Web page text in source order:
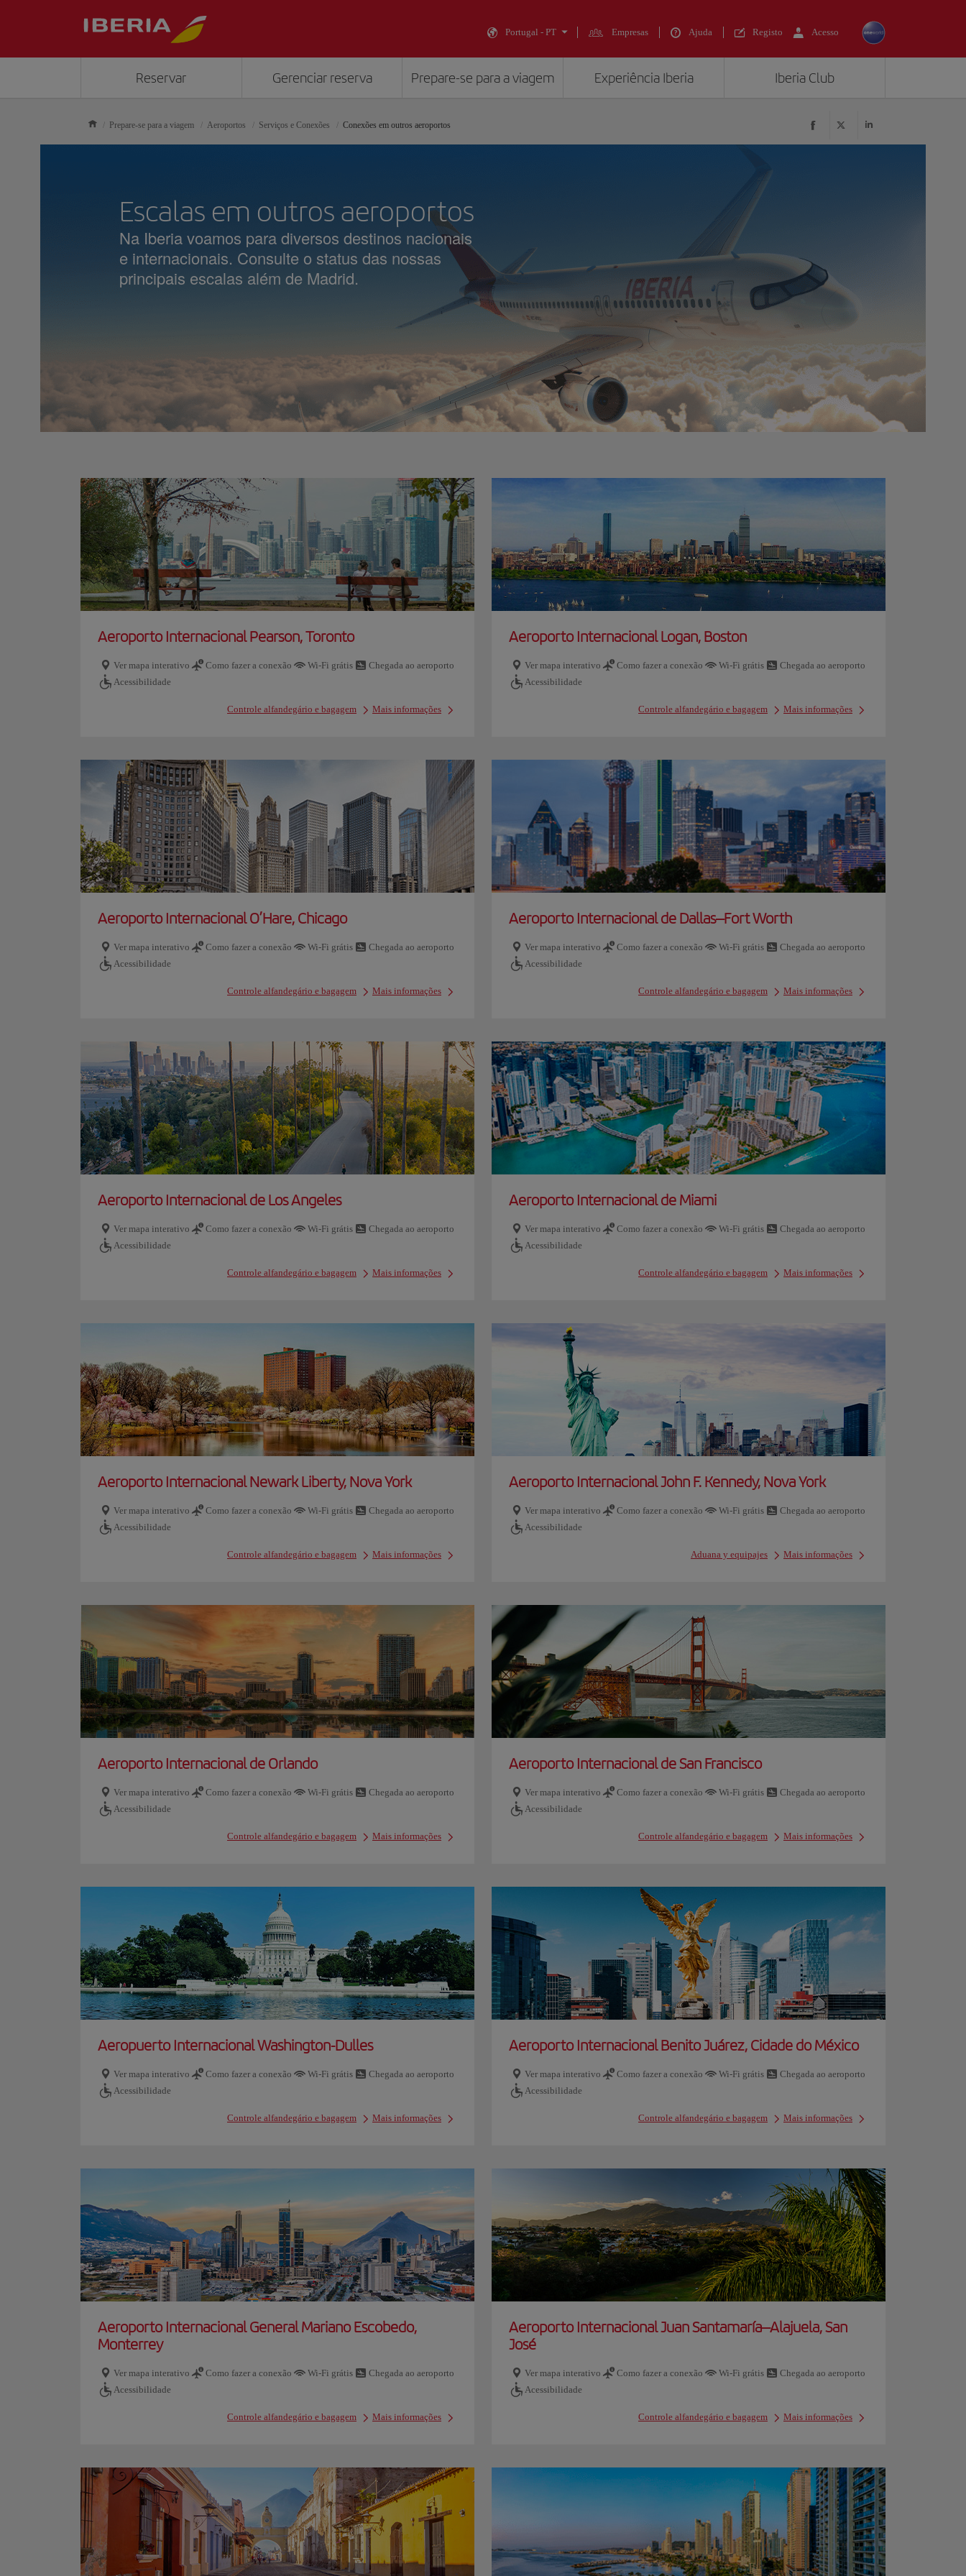
Portugal - PT Empresas Ajuda Registo Acesso
Reservar Gerenciar reserva Prepare-se para a viagem Experiência Iberia Iberia Club
Prepare-se para a viagem Aeroportos Serviços e Conexões Conexões em outros aeroportos
Escalas em outros aeroportos
Na Iberia voamos para diversos destinos nacionais
e internacionais. Consulte o status das nossas
principais escalas além de Madrid.
Aeroporto Internacional Pearson, Toronto
Ver mapa interativo Como fazer a conexão Wi-Fi grátis
Chegada ao aeroporto
Acessibilidade
Controle alfandegário e bagagem Mais informações
Aeroporto Internacional Logan, Boston
Ver mapa interativo Como fazer a conexão Wi-Fi grátis
Chegada ao aeroporto
Acessibilidade
Controle alfandegário e bagagem Mais informações
Aeroporto Internacional O’Hare, Chicago
Ver mapa interativo Como fazer a conexão Wi-Fi grátis
Chegada ao aeroporto
Acessibilidade
Controle alfandegário e bagagem Mais informações
Aeroporto Internacional de Dallas–Fort Worth
Ver mapa interativo Como fazer a conexão Wi-Fi grátis
Chegada ao aeroporto
Acessibilidade
Controle alfandegário e bagagem Mais informações
Aeroporto Internacional de Los Angeles
Ver mapa interativo Como fazer a conexão Wi-Fi grátis
Chegada ao aeroporto
Acessibilidade
Controle alfandegário e bagagem Mais informações
Aeroporto Internacional de Miami
Ver mapa interativo Como fazer a conexão Wi-Fi grátis
Chegada ao aeroporto
Acessibilidade
Controle alfandegário e bagagem Mais informações
Aeroporto Internacional Newark Liberty, Nova York
Ver mapa interativo Como fazer a conexão Wi-Fi grátis
Chegada ao aeroporto
Acessibilidade
Controle alfandegário e bagagem Mais informações
Aeroporto Internacional John F. Kennedy, Nova York
Ver mapa interativo Como fazer a conexão Wi-Fi grátis
Chegada ao aeroporto
Acessibilidade
Aduana y equipajes Mais informações
Aeroporto Internacional de Orlando
Ver mapa interativo Como fazer a conexão Wi-Fi grátis
Chegada ao aeroporto
Acessibilidade
Controle alfandegário e bagagem Mais informações
Aeroporto Internacional de San Francisco
Ver mapa interativo Como fazer a conexão Wi-Fi grátis
Chegada ao aeroporto
Acessibilidade
Controle alfandegário e bagagem Mais informações
Aeropuerto Internacional Washington-Dulles
Ver mapa interativo Como fazer a conexão Wi-Fi grátis
Chegada ao aeroporto
Acessibilidade
Controle alfandegário e bagagem Mais informações
Aeroporto Internacional Benito Juárez, Cidade do México
Ver mapa interativo Como fazer a conexão Wi-Fi grátis
Chegada ao aeroporto
Acessibilidade
Controle alfandegário e bagagem Mais informações
Aeroporto Internacional General Mariano Escobedo,
Monterrey
Ver mapa interativo Como fazer a conexão Wi-Fi grátis
Chegada ao aeroporto
Acessibilidade
Controle alfandegário e bagagem Mais informações
Aeroporto Internacional Juan Santamaría–Alajuela, San
José
Ver mapa interativo Como fazer a conexão Wi-Fi grátis
Chegada ao aeroporto
Acessibilidade
Controle alfandegário e bagagem Mais informações